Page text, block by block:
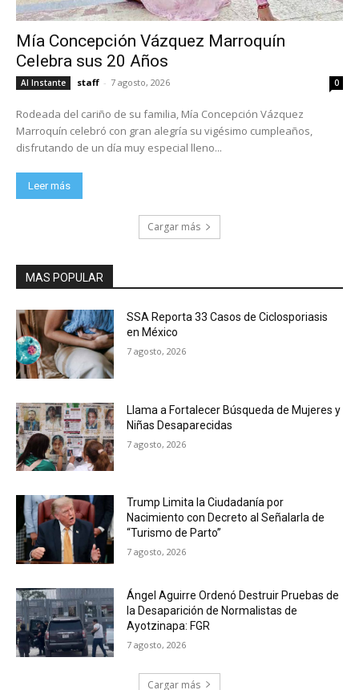
Mía Concepción Vázquez Marroquín
Celebra sus 20 Años
Al Instante staff - 7 agosto, 2026 0
Rodeada del cariño de su familia, Mía Concepción Vázquez
Marroquín celebró con gran alegría su vigésimo cumpleaños,
disfrutando de un día muy especial lleno...
Leer más
Cargar más
MAS POPULAR
SSA Reporta 33 Casos de Ciclosporiasis
en México
7 agosto, 2026
Llama a Fortalecer Búsqueda de Mujeres y
Niñas Desaparecidas
7 agosto, 2026
Trump Limita la Ciudadanía por
Nacimiento con Decreto al Señalarla de
“Turismo de Parto”
7 agosto, 2026
Ángel Aguirre Ordenó Destruir Pruebas de
la Desaparición de Normalistas de
Ayotzinapa: FGR
7 agosto, 2026
Cargar más